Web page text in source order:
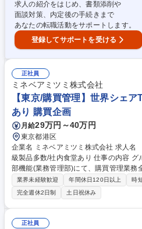
求人の紹介をはじめ、書類添削や
面談対策、内定後の手続きまで
あなたの転職活動をサポートします。
登録してサポートを受ける
正社員
ミネベアミツミ株式会社
【東京/購買管理】世界シェ
あり 購買企画
月給29万円～40万円
東京都港区
企業名 ミネベアミツミ株式会社 求人名 【東京/購買管理】世界シェアTOP
級製品多数/社内食堂あり 仕事の内容 グループ全体の調達・物流部門の本
部機能(業務管理部)にて、購買管理業務
理やコンプライアンス対応、新組織の
務で事業基盤を支える役割です。 【詳細】 ■取引先情報管理、および取引
基本契約管理業務■経営統合(M&A)対応
ンプライアンス対応業務■CSR調達関連
対応■取引先倒産時対応■社内教育用教材の作成■
業界未経験歓迎 年間休日120日以上 時
完全週休2日制
土日祝休み
正社員